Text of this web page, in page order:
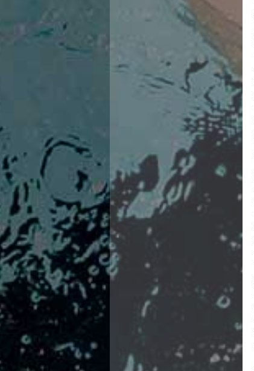
News
Grand Prix
Norme e documenti
Flash News
Salvamento
Eventi
Norme e documenti
Risultati e Classifiche
Albi d'oro - Primati
News
Flash News
Campionati Italiani
Circuito Supermaster
Calendario Nazionale Fondo
Norme e documenti
Graduatorie
Analisi e Approfondimenti